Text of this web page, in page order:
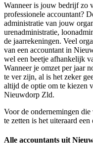
Wanneer is jouw bedrijf zo
professionele accountant?
administratie van jouw
urenadministratie,
de jaarrekeningen. Veel
van een accountant in
wel een beetje afhankelijk
Wanneer je omzet per jaar
te ver zijn, al is het zeker
altijd de optie om te kiezen
Nieuwdorp Zld.
Voor de ondernemingen
te zetten is het uiteraard
Alle accountants uit